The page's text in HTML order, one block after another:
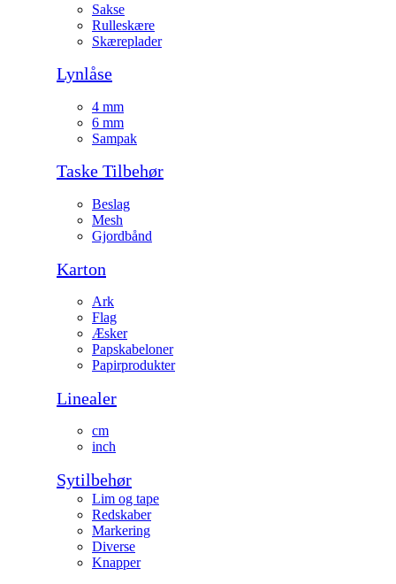
Sakse
Rulleskære
Skæreplader
Lynlåse
4 mm
6 mm
Sampak
Taske Tilbehør
Beslag
Mesh
Gjordbånd
Karton
Ark
Flag
Æsker
Papskabeloner
Papirprodukter
Linealer
cm
inch
Sytilbehør
Lim og tape
Redskaber
Markering
Diverse
Knapper